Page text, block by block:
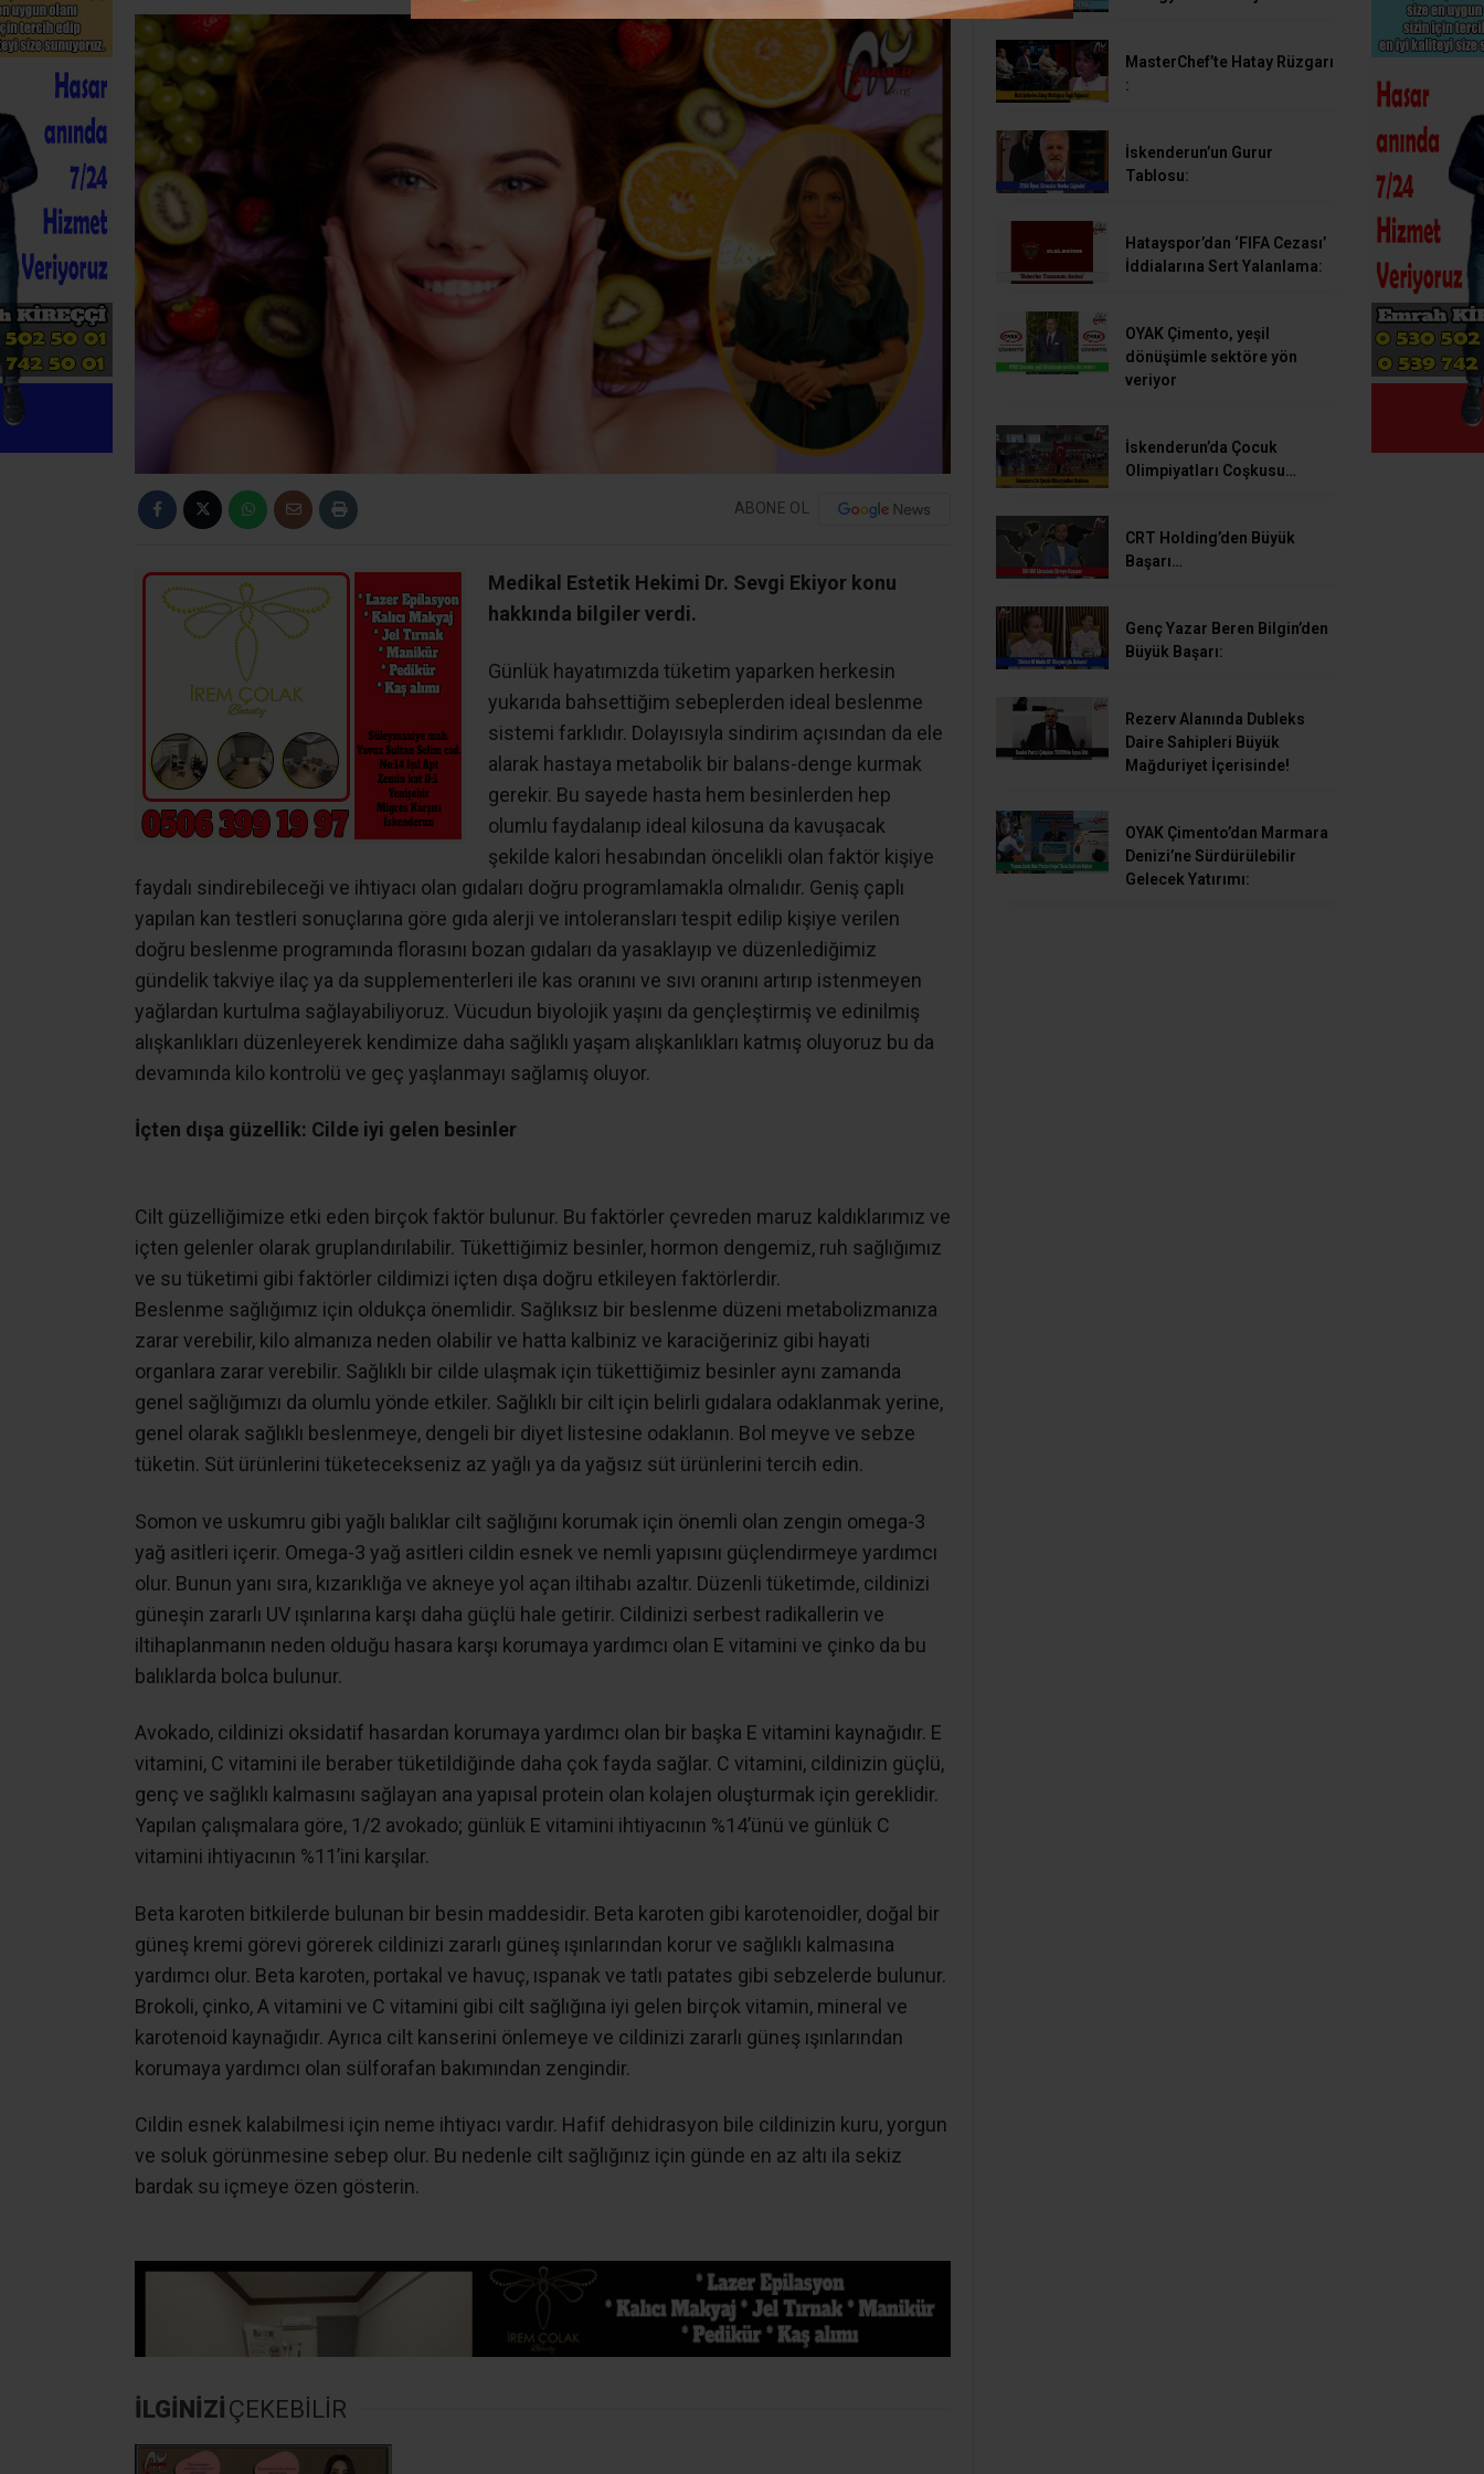
ABONE OL
Medikal Estetik Hekimi Dr. Sevgi Ekiyor konu
hakkında bilgiler verdi.
Günlük hayatımızda tüketim yaparken herkesin
yukarıda bahsettiğim sebeplerden ideal beslenme
sistemi farklıdır. Dolayısıyla sindirim açısından da ele
alarak hastaya metabolik bir balans-denge kurmak
gerekir. Bu sayede hasta hem besinlerden hep
olumlu faydalanıp ideal kilosuna da kavuşacak
şekilde kalori hesabından öncelikli olan faktör kişiye
faydalı sindirebileceği ve ihtiyacı olan gıdaları doğru programlamakla olmalıdır. Geniş çaplı
yapılan kan testleri sonuçlarına göre gıda alerji ve intoleransları tespit edilip kişiye verilen
doğru beslenme programında florasını bozan gıdaları da yasaklayıp ve düzenlediğimiz
gündelik takviye ilaç ya da supplementerleri ile kas oranını ve sıvı oranını artırıp istenmeyen
yağlardan kurtulma sağlayabiliyoruz. Vücudun biyolojik yaşını da gençleştirmiş ve edinilmiş
alışkanlıkları düzenleyerek kendimize daha sağlıklı yaşam alışkanlıkları katmış oluyoruz bu da
devamında kilo kontrolü ve geç yaşlanmayı sağlamış oluyor.
İçten dışa güzellik: Cilde iyi gelen besinler
Cilt güzelliğimize etki eden birçok faktör bulunur. Bu faktörler çevreden maruz kaldıklarımız ve
içten gelenler olarak gruplandırılabilir. Tükettiğimiz besinler, hormon dengemiz, ruh sağlığımız
ve su tüketimi gibi faktörler cildimizi içten dışa doğru etkileyen faktörlerdir.
Beslenme sağlığımız için oldukça önemlidir. Sağlıksız bir beslenme düzeni metabolizmanıza
zarar verebilir, kilo almanıza neden olabilir ve hatta kalbiniz ve karaciğeriniz gibi hayati
organlara zarar verebilir. Sağlıklı bir cilde ulaşmak için tükettiğimiz besinler aynı zamanda
genel sağlığımızı da olumlu yönde etkiler. Sağlıklı bir cilt için belirli gıdalara odaklanmak yerine,
genel olarak sağlıklı beslenmeye, dengeli bir diyet listesine odaklanın. Bol meyve ve sebze
tüketin. Süt ürünlerini tüketecekseniz az yağlı ya da yağsız süt ürünlerini tercih edin.
Somon ve uskumru gibi yağlı balıklar cilt sağlığını korumak için önemli olan zengin omega-3
yağ asitleri içerir. Omega-3 yağ asitleri cildin esnek ve nemli yapısını güçlendirmeye yardımcı
olur. Bunun yanı sıra, kızarıklığa ve akneye yol açan iltihabı azaltır. Düzenli tüketimde, cildinizi
güneşin zararlı UV ışınlarına karşı daha güçlü hale getirir. Cildinizi serbest radikallerin ve
iltihaplanmanın neden olduğu hasara karşı korumaya yardımcı olan E vitamini ve çinko da bu
balıklarda bolca bulunur.
Avokado, cildinizi oksidatif hasardan korumaya yardımcı olan bir başka E vitamini kaynağıdır. E
vitamini, C vitamini ile beraber tüketildiğinde daha çok fayda sağlar. C vitamini, cildinizin güçlü,
genç ve sağlıklı kalmasını sağlayan ana yapısal protein olan kolajen oluşturmak için gereklidir.
Yapılan çalışmalara göre, 1/2 avokado; günlük E vitamini ihtiyacının %14’ünü ve günlük C
vitamini ihtiyacının %11’ini karşılar.
Beta karoten bitkilerde bulunan bir besin maddesidir. Beta karoten gibi karotenoidler, doğal bir
güneş kremi görevi görerek cildinizi zararlı güneş ışınlarından korur ve sağlıklı kalmasına
yardımcı olur. Beta karoten, portakal ve havuç, ıspanak ve tatlı patates gibi sebzelerde bulunur.
Brokoli, çinko, A vitamini ve C vitamini gibi cilt sağlığına iyi gelen birçok vitamin, mineral ve
karotenoid kaynağıdır. Ayrıca cilt kanserini önlemeye ve cildinizi zararlı güneş ışınlarından
korumaya yardımcı olan sülforafan bakımından zengindir.
Cildin esnek kalabilmesi için neme ihtiyacı vardır. Hafif dehidrasyon bile cildinizin kuru, yorgun
ve soluk görünmesine sebep olur. Bu nedenle cilt sağlığınız için günde en az altı ila sekiz
bardak su içmeye özen gösterin.
İLGİNİZİ ÇEKEBİLİR
MasterChef’te Hatay Rüzgarı
:
İskenderun’un Gurur
Tablosu:
Hatayspor’dan ‘FIFA Cezası’
İddialarına Sert Yalanlama:
OYAK Çimento, yeşil
dönüşümle sektöre yön
veriyor
İskenderun’da Çocuk
Olimpiyatları Coşkusu…
CRT Holding’den Büyük
Başarı…
Genç Yazar Beren Bilgin’den
Büyük Başarı:
Rezerv Alanında Dubleks
Daire Sahipleri Büyük
Mağduriyet İçerisinde!
OYAK Çimento’dan Marmara
Denizi’ne Sürdürülebilir
Gelecek Yatırımı: